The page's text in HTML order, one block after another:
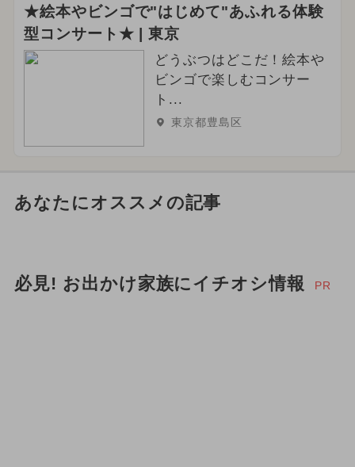
★絵本やビンゴで"はじめて"あふれる体験
型コンサート★ | 東京
どうぶつはどこだ！絵本や
ビンゴで楽しむコンサー
ト...
東京都豊島区
あなたにオススメの記事
必見! お出かけ家族にイチオシ情報 PR